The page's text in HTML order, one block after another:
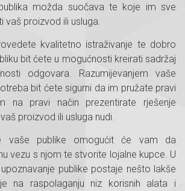
možda suočava te koje im sve
vaš proizvod ili usluga.
kvalitetno istraživanje te dobro
bit ćete u mogućnosti kreirati sadržaj
odgovara. Razumijevanjem vaše
bit ćete sigurni da im pružate pravi
na pravi način prezentirate rješenje
proizvod ili usluga nudi.
vaše publike omogućit će vam da
vezu s njom te stvorite lojalne kupce. U
publike postaje nešto lakše
na raspolaganju niz korisnih alata i